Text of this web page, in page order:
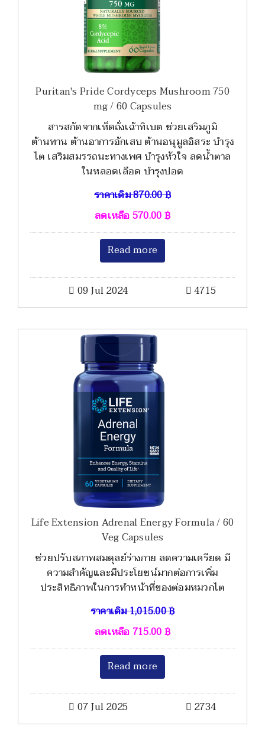
Puritan's Pride Cordyceps Mushroom 750
mg / 60 Capsules
สารสกัดจากเห็ดถั่งเฉ้าทิเบต ช่วยเสริมภูมิ
ต้านทาน ต้านอาการอักเสบ ต้านอนุมูลอิสระ บำรุง
ไต เสริมสมรรถนะทางเพศ บำรุงหัวใจ ลดน้ำตาล
ในหลอดเลือด บำรุงปอด
ราคาเดิม870.00฿
ลดเหลือ570.00฿
Read more
09 Jul 2024 4715
Life Extension Adrenal Energy Formula / 60
Veg Capsules
ช่วยปรับสภาพสมดุลย์ร่างกาย ลดความเครียด มี
ความสำคัญและมีประโยชน์มากต่อการเพิ่ม
ประสิทธิภาพในการทำหน้าที่ของต่อมหมวกไต
ราคาเดิม1,015.00฿
ลดเหลือ 715.00฿
Read more
07 Jul 2025 2734